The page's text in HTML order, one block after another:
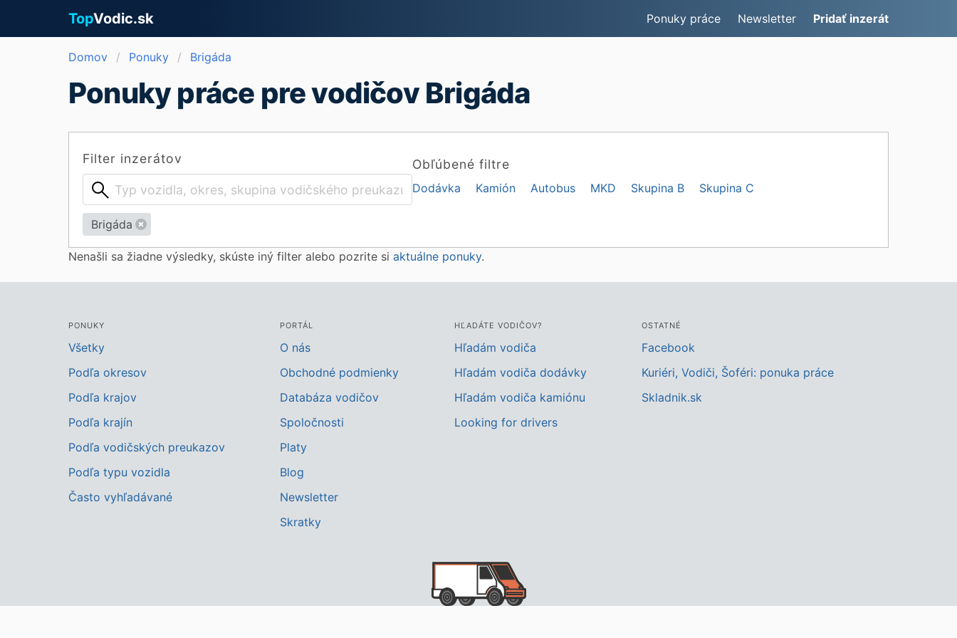
TopVodic.sk Ponuky práce Newsletter Pridať inzerát
Domov Ponuky Brigáda
Ponuky práce pre vodičov Brigáda
Filter inzerátov
Brigáda
Obľúbené filtre
Dodávka Kamión Autobus MKD Skupina B Skupina C
Nenašli sa žiadne výsledky, skúste iný filter alebo pozrite si aktuálne ponuky.
PONUKY
Všetky
Podľa okresov
Podľa krajov
Podľa krajín
Podľa vodičských preukazov
Podľa typu vozidla
Často vyhľadávané
PORTÁL
O nás
Obchodné podmienky
Databáza vodičov
Spoločnosti
Platy
Blog
Newsletter
Skratky
HĽADÁTE VODIČOV?
Hľadám vodiča
Hľadám vodiča dodávky
Hľadám vodiča kamiónu
Looking for drivers
OSTATNÉ
Facebook
Kuriéri, Vodiči, Šoféri: ponuka práce
Skladnik.sk